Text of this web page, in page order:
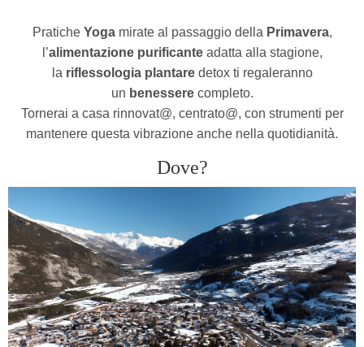
Pratiche Yogamirate al passaggio della Primavera,
l’alimentazione purificante adatta alla stagione,
la riflessologia plantare detox ti regaleranno
un benesserecompleto.
Tornerai a casa rinnovat@, centrato@, con strumenti per
mantenere questa vibrazione anche nella quotidianità.
Dove?